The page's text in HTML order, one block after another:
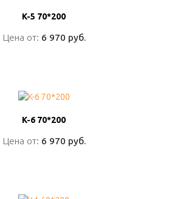
K-5 70*200
Цена от: 6 970 руб.
K-5 70*200
Цена от: 6 970 руб.
K-6 70*200
Цена от: 6 970 руб.
K-6 70*200
Цена от: 6 970 руб.